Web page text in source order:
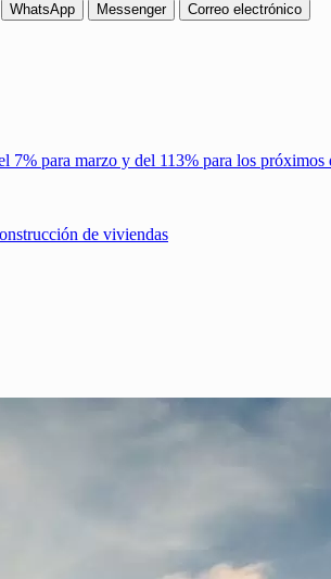
WhatsApp Messenger Correo electrónico
7% para marzo y del 113% para los próximos
de viviendas